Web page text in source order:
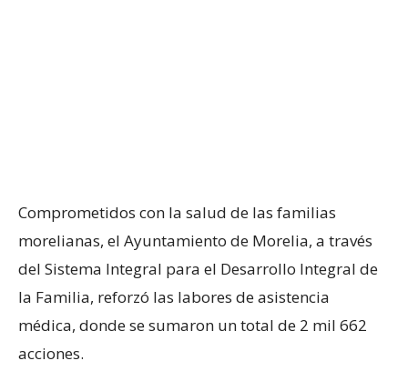
Comprometidos con la salud de las familias
morelianas, el Ayuntamiento de Morelia, a través
del Sistema Integral para el Desarrollo Integral de
la Familia, reforzó las labores de asistencia
médica, donde se sumaron un total de 2 mil 662
acciones.